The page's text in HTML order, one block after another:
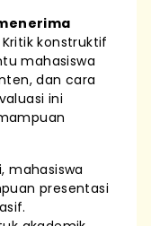
Kritik konstruktif
mahasiswa
dan cara
ini
mahasiswa
presentasi